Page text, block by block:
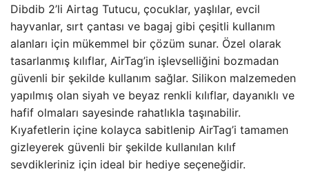
Dibdib 2’li Airtag Tutucu, çocuklar, yaşlılar, evcil
hayvanlar, sırt çantası ve bagaj gibi çeşitli kullanım
alanları için mükemmel bir çözüm sunar. Özel olarak
tasarlanmış kılıflar, AirTag’in işlevselliğini bozmadan
güvenli bir şekilde kullanım sağlar. Silikon malzemeden
yapılmış olan siyah ve beyaz renkli kılıflar, dayanıklı ve
hafif olmaları sayesinde rahatlıkla taşınabilir.
Kıyafetlerin içine kolayca sabitlenip AirTag’i tamamen
gizleyerek güvenli bir şekilde kullanılan kılıf
sevdikleriniz için ideal bir hediye seçeneğidir.